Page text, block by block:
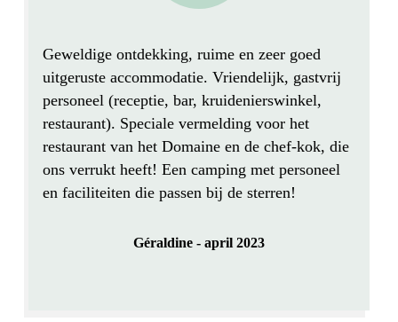
Geweldige ontdekking, ruime en zeer goed
uitgeruste accommodatie. Vriendelijk, gastvrij
personeel (receptie, bar, kruidenierswinkel,
restaurant). Speciale vermelding voor het
restaurant van het Domaine en de chef-kok, die
ons verrukt heeft! Een camping met personeel
en faciliteiten die passen bij de sterren!
Géraldine - april 2023